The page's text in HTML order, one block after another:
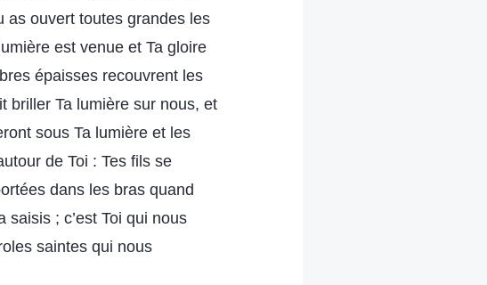
as ouvert toutes grandes les
est venue et Ta gloire
épaisses recouvrent les
briller Ta lumière sur nous, et
sous Ta lumière et les
de Toi : Tes fils se
dans les bras quand
; c’est Toi qui nous
saintes qui nous